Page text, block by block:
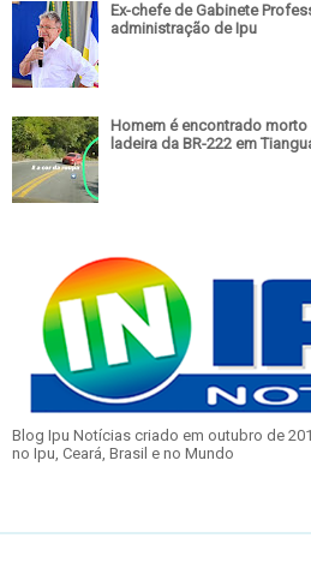
Ex-chefe de Gabinete
administração de Ipu
Homem é encontrado
ladeira da BR-222 em
Blog Ipu Notícias criado em outubro de
no Ipu, Ceará, Brasil e no Mundo